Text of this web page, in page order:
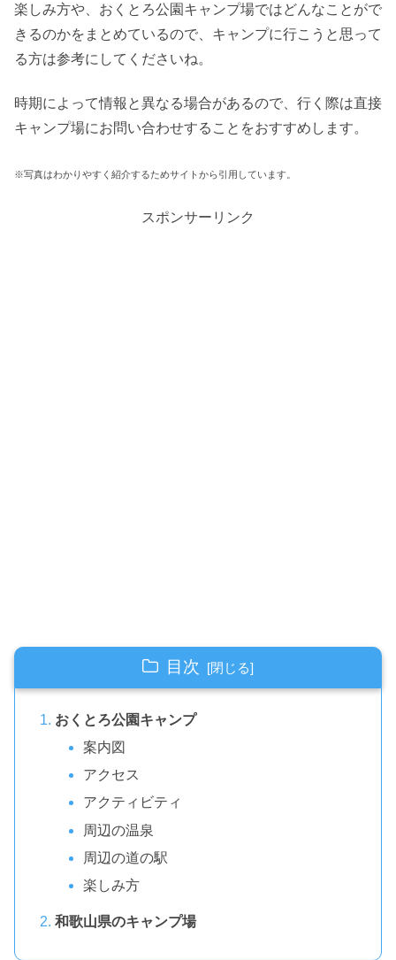
楽しみ方や、おくとろ公園キャンプ場ではどんなことがで
きるのかをまとめているので、キャンプに行こうと思って
る方は参考にしてくださいね。
時期によって情報と異なる場合があるので、行く際は直接
キャンプ場にお問い合わせすることをおすすめします。
※写真はわかりやすく紹介するためサイトから引用しています。
スポンサーリンク
目次
おくとろ公園キャンプ
案内図
アクセス
アクティビティ
周辺の温泉
周辺の道の駅
楽しみ方
和歌山県のキャンプ場